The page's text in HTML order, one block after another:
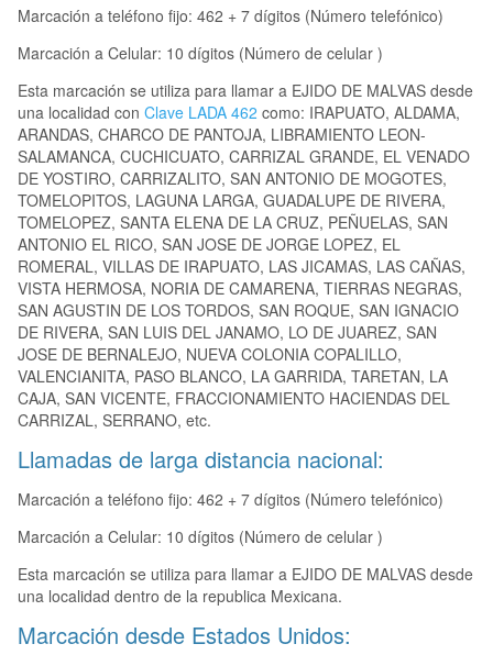
Marcación a teléfono fijo: 462 + 7 dígitos (Número telefónico)
Marcación a Celular: 10 dígitos (Número de celular )
Esta marcación se utiliza para llamar a EJIDO DE MALVAS desde
una localidad con Clave LADA 462 como: IRAPUATO, ALDAMA,
ARANDAS, CHARCO DE PANTOJA, LIBRAMIENTO LEON-
SALAMANCA, CUCHICUATO, CARRIZAL GRANDE, EL VENADO
DE YOSTIRO, CARRIZALITO, SAN ANTONIO DE MOGOTES,
TOMELOPITOS, LAGUNA LARGA, GUADALUPE DE RIVERA,
TOMELOPEZ, SANTA ELENA DE LA CRUZ, PEÑUELAS, SAN
ANTONIO EL RICO, SAN JOSE DE JORGE LOPEZ, EL
ROMERAL, VILLAS DE IRAPUATO, LAS JICAMAS, LAS CAÑAS,
VISTA HERMOSA, NORIA DE CAMARENA, TIERRAS NEGRAS,
SAN AGUSTIN DE LOS TORDOS, SAN ROQUE, SAN IGNACIO
DE RIVERA, SAN LUIS DEL JANAMO, LO DE JUAREZ, SAN
JOSE DE BERNALEJO, NUEVA COLONIA COPALILLO,
VALENCIANITA, PASO BLANCO, LA GARRIDA, TARETAN, LA
CAJA, SAN VICENTE, FRACCIONAMIENTO HACIENDAS DEL
CARRIZAL, SERRANO, etc.
Llamadas de larga distancia nacional:
Marcación a teléfono fijo: 462 + 7 dígitos (Número telefónico)
Marcación a Celular: 10 dígitos (Número de celular )
Esta marcación se utiliza para llamar a EJIDO DE MALVAS desde
una localidad dentro de la republica Mexicana.
Marcación desde Estados Unidos: